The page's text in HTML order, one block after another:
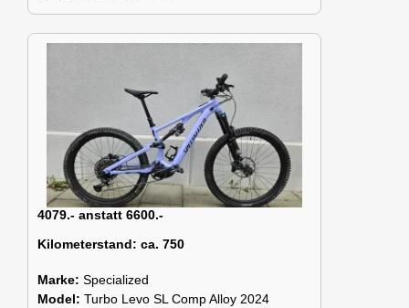
4079.- anstatt 6600.-
Kilometerstand: ca. 750
Marke: Specialized
Model: Turbo Levo SL Comp Alloy 2024